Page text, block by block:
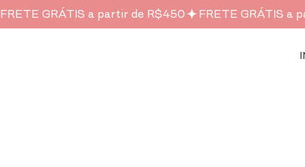
FRETE GRÁTIS a partir de R$450